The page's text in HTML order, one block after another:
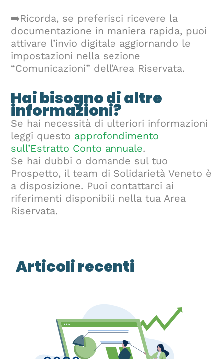
➡️Ricorda, se preferisci ricevere la
documentazione in maniera rapida, puoi
attivare l’invio digitale aggiornando le
impostazioni nella sezione
“Comunicazioni” dell’Area Riservata.
Hai bisogno di altre
informazioni?
Se hai necessità di ulteriori informazioni
leggi questo approfondimento
sull’Estratto Conto annuale.
Se hai dubbi o domande sul tuo
Prospetto, il team di Solidarietà Veneto è
a disposizione. Puoi contattarci ai
riferimenti disponibili nella tua Area
Riservata.
Articoli recenti